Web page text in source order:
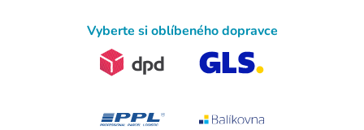
Vyberte si oblíbeného dopravce